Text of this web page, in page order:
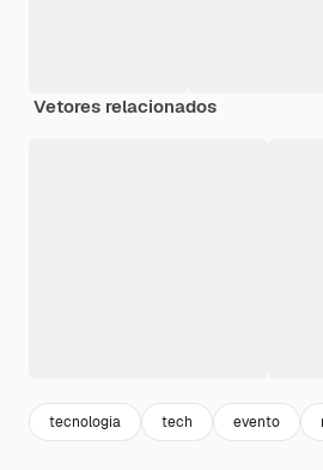
Vetores relacionados
tecnologia tech evento